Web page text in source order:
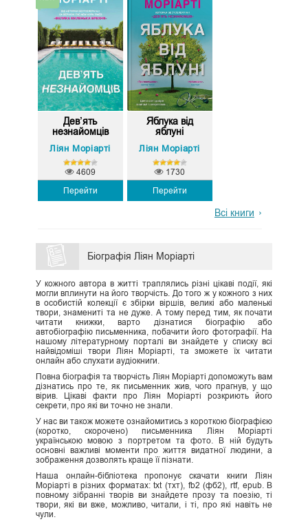
Дев’ять
незнайомців
Ліян Моріарті
Перейти
4609
Яблука від
яблуні
Ліян Моріарті
Перейти
1730
Всі книги
Біографія Ліян Моріарті
У кожного автора в житті траплялись різні цікаві події, які
могли вплинути на його творчість. До того ж у кожного з них
в особистій колекції є збірки віршів, великі або маленькі
твори, знамениті та не дуже. А тому перед тим, як почати
читати книжки, варто дізнатися біографію або
автобіографію письменника, побачити його фотографії. На
нашому літературному порталі ви знайдете у списку всі
найвідоміші твори Ліян Моріарті, та зможете їх читати
онлайн або слухати аудіокниги.
Повна біографія та творчість Ліян Моріарті допоможуть вам
дізнатись про те, як письменник жив, чого прагнув, у що
вірив. Цікаві факти про Ліян Моріарті розкриють його
секрети, про які ви точно не знали.
У нас ви також можете ознайомитись з короткою біографією
(коротко, скорочено) письменника Ліян Моріарті
українською мовою з портретом та фото. В ній будуть
основні важливі моменти про життя видатної людини, а
зображення дозволять краще її пізнати.
Наша онлайн-бібліотека пропонує скачати книги Ліян
Моріарті в різних форматах: txt (тхт), fb2 (фб2), rtf, epub. В
повному зібранні творів ви знайдете прозу та поезію, ті
твори, які ви вже, можливо, читали, і ті, про які навіть не
чули.